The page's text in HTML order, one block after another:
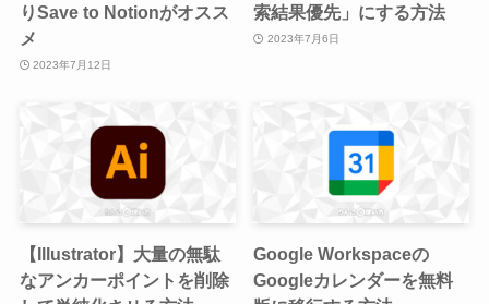
りSave to Notionがオスス
メ
2023年7月12日
索結果優先」にする方法
2023年7月6日
【Illustrator】大量の無駄
なアンカーポイントを削除
Google Workspaceの
Googleカレンダーを無料